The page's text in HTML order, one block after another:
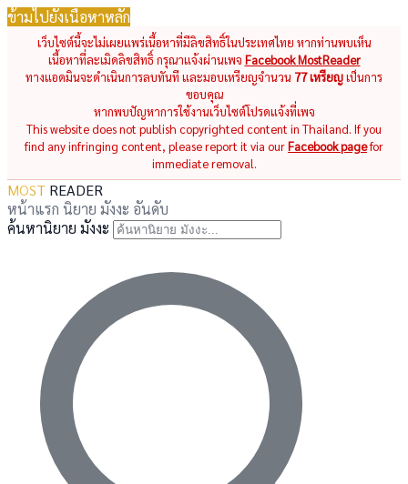
ข้ามไปยังเนื้อหาหลัก
เว็บไซต์นี้จะไม่เผยแพร่เนื้อหาที่มีลิขสิทธิ์ในประเทศไทย หากท่านพบเห็น
เนื้อหาที่ละเมิดลิขสิทธิ์ กรุณาแจ้งผ่านเพจ Facebook MostReader
ทางแอดมินจะดำเนินการลบทันที และมอบเหรียญจำนวน 77 เหรียญเป็นการ
ขอบคุณ
หากพบปัญหาการใช้งานเว็บไซต์โปรดแจ้งที่เพจ
This website does not publish copyrighted content in Thailand. If you
find any infringing content, please report it via ourFacebook pagefor
immediate removal.
MOST READER
หน้าแรก นิยาย มังงะ อันดับ
ค้นหานิยาย มังงะ